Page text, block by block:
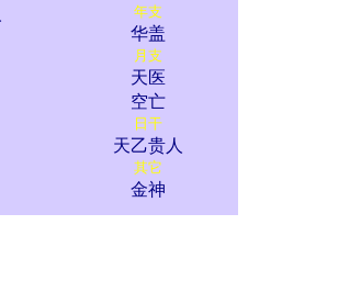
年支
华盖
月支
天医
空亡
日干
天乙贵人
其它
金神